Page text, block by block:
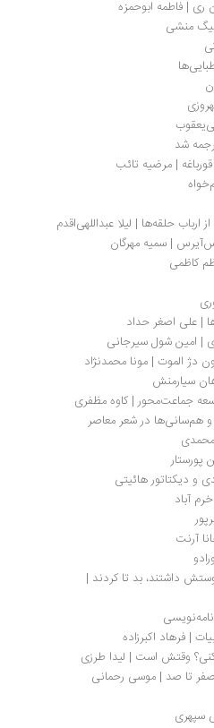
ابوحمزه
| مرضیه تائب
حلقه‌ها | لیلا عبداللهی‌اقدم
| سمیه مهرگان
اصغر حداد
شول سیرجانی
| مونا محمدنژاد
| کاوه مظفری
در شعر معاصر
هائیتی
درباره آنها با شاعری که خیلی دوستش داشتند، بد تا کردند |
اکبرزاده
است | لیدا طرزی
صد | موسی رحمانی